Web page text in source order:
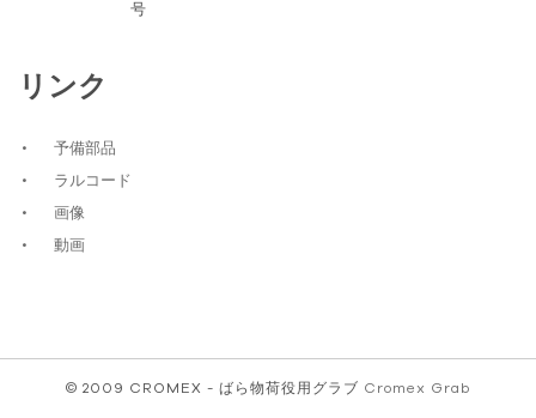
号
リンク
予備部品
ラルコード
画像
動画
© 2009 CROMEX - ばら物荷役用グラブ Cromex Grab